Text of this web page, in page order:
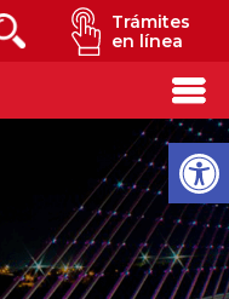
Trámites
en línea